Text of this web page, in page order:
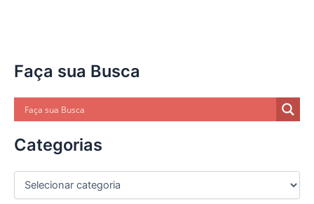
Faça sua Busca
Categorias
C